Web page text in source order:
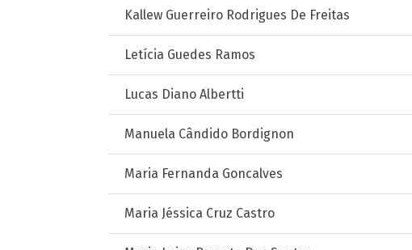
Kallew Guerreiro Rodrigues De Freitas
Letícia Guedes Ramos
Lucas Diano Albertti
Manuela Cândido Bordignon
Maria Fernanda Goncalves
Maria Jéssica Cruz Castro